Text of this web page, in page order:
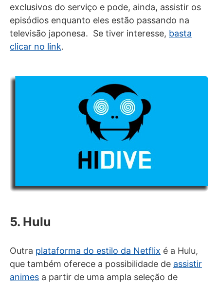
exclusivos do serviço e pode, ainda, assistir os
episódios enquanto eles estão passando na
televisão japonesa. Se tiver interesse, basta
clicar no link.
5. Hulu
Outra plataforma do estilo da Netflix é a Hulu,
que também oferece a possibilidade de assistir
animes a partir de uma ampla seleção de